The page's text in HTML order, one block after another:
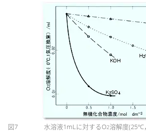
図7 水溶液1mLに対するO2溶解度(25℃